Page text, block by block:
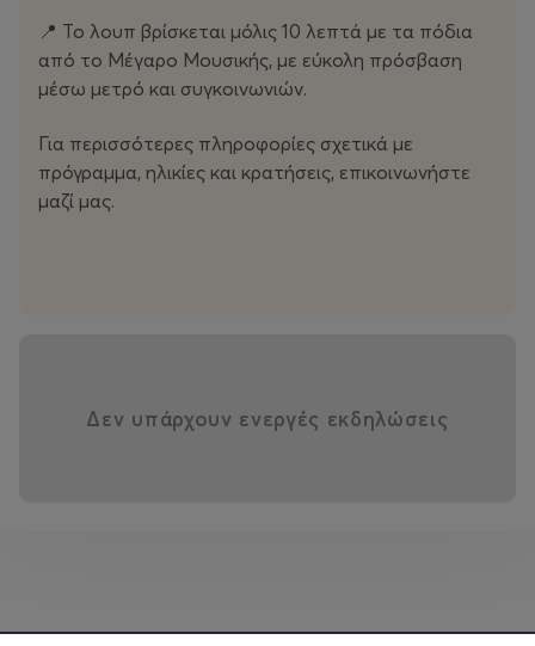
τους ήρωες, να εκφράζουν ιδέες και συναισθήματα και
να φτιάχνουν τα δικά τους μικρά comics.
• Μουσικά Παιχνίδια: Διάρκεια 1 ώρα| Πρωί 10:00-11:00
📍 Το λουπ βρίσκεται μόλις 10 λεπτά με τα πόδια
από το Μέγαρο Μουσικής, με εύκολη πρόσβαση
μέσω μετρό και συγκοινωνιών.
Για περισσότερες πληροφορίες σχετικά με
πρόγραμμα, ηλικίες και κρατήσεις, επικοινωνήστε
μαζί μας.
Δεν υπάρχουν ενεργές εκδηλώσεις